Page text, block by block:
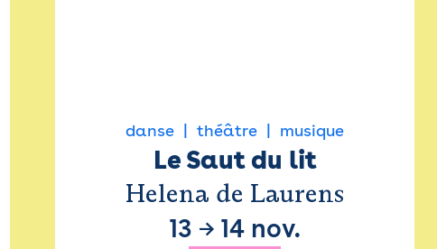
danse théâtre musique
Le Saut du lit
Helena de Laurens
13 → 14 nov.